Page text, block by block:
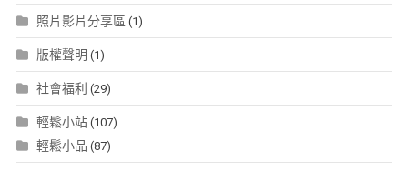
照片影片分享區 (1)
版權聲明 (1)
社會福利 (29)
輕鬆小站(107)
輕鬆小品 (87)